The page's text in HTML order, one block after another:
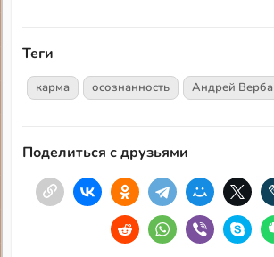
Теги
карма осознанность Андрей Верба
Поделиться с друзьями